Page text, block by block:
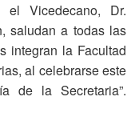
el Vicedecano, Dr.
saludan a todas las
integran la Facultad
al celebrarse este
de la Secretaria”.